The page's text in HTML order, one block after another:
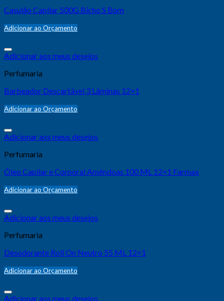
Casulão Capilar 500G Bicho S Bom
Adicionar ao Orçamento
Adicionar aos meus desejos
Perfumaria
Barbeador Descartável 3 Lâminas 12×1
Adicionar ao Orçamento
Adicionar aos meus desejos
Perfumaria
Óleo Capilar e Corporal Amêndoas 100 ML 12×1 Farmax
Adicionar ao Orçamento
Adicionar aos meus desejos
Perfumaria
Desodorante Roll On Neutro 55 ML 12×1
Adicionar ao Orçamento
Adicionar aos meus desejos